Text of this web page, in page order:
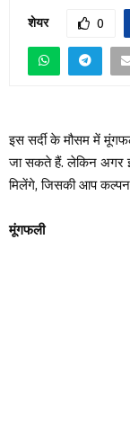
शेयर 0
इस सर्दी के मौसम में
जा सकते हैं. लेकिन अगर
मिलेंगे, जिसकी आप
मूंगफली